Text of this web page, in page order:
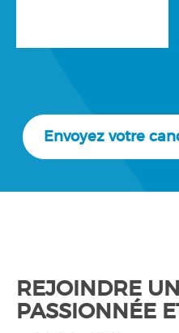
Envoyez votre
REJOINDRE
PASSIONNÉE